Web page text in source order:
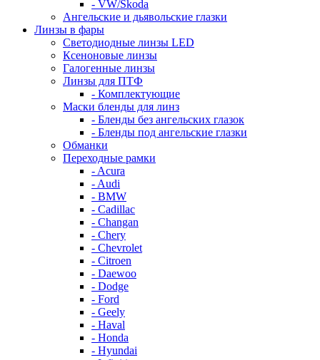
- VW/Skoda
Ангельские и дьявольские глазки
Линзы в фары
Светодиодные линзы LED
Ксеноновые линзы
Галогенные линзы
Линзы для ПТФ
- Комплектующие
Маски бленды для линз
- Бленды без ангельских глазок
- Бленды под ангельские глазки
Обманки
Переходные рамки
- Acura
- Audi
- BMW
- Cadillac
- Changan
- Chery
- Chevrolet
- Citroen
- Daewoo
- Dodge
- Ford
- Geely
- Haval
- Honda
- Hyundai